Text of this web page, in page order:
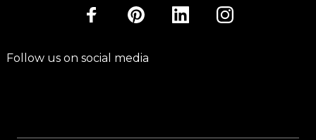
Follow us on social media